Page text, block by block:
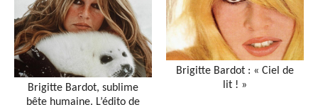
Brigitte Bardot, sublime
bête humaine. L’édito de
Brigitte Bardot : « Ciel de
lit ! »